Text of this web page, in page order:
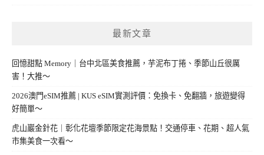
最新文章
回憶甜點 Memory｜台中北區美食推薦，芋泥布丁捲、季節山丘很厲
害！大推～
2026澳門eSIM推薦 | KUS eSIM實測評價：免換卡、免翻牆，旅遊變得
好簡單～
虎山巖金針花｜彰化花壇季節限定花海景點！交通停車、花期、超人氣
市集美食一次看～